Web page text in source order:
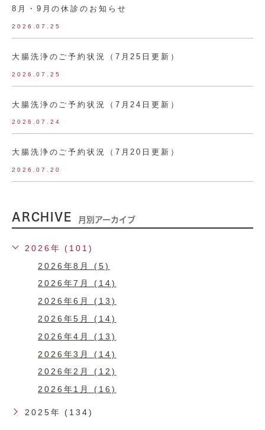
8月・9月の休診のお知らせ
2026.07.25
大腸洗浄のご予約状況（7月25日更新）
2026.07.25
大腸洗浄のご予約状況（7月24日更新）
2026.07.24
大腸洗浄のご予約状況（7月20日更新）
2026.07.20
ARCHIVE 月別アーカイブ
2026年 (101)
2026年8月 (5)
2026年7月 (14)
2026年6月 (13)
2026年5月 (14)
2026年4月 (13)
2026年3月 (14)
2026年2月 (12)
2026年1月 (16)
2025年 (134)